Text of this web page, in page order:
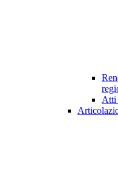
Atti